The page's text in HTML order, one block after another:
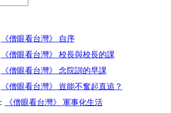
《僧眼看台灣》 自序
《僧眼看台灣》 校長與校長的課
《僧眼看台灣》 念院訓的早課
《僧眼看台灣》 豈能不奮起直追？
《僧眼看台灣》 軍事化生活